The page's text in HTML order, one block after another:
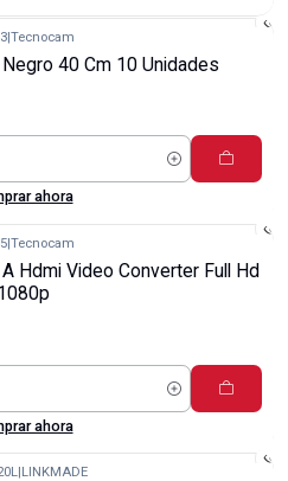
|Tecnocam
40 Cm 10 Unidades
ahora
|Tecnocam
Hdmi Video Converter Full Hd
ahora
| LINKMADE